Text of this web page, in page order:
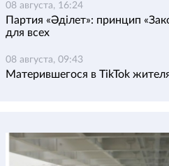
08 августа, 16:24
Партия «Әділет»: принцип
для всех
08 августа, 09:43
Матерившегося в TikTok